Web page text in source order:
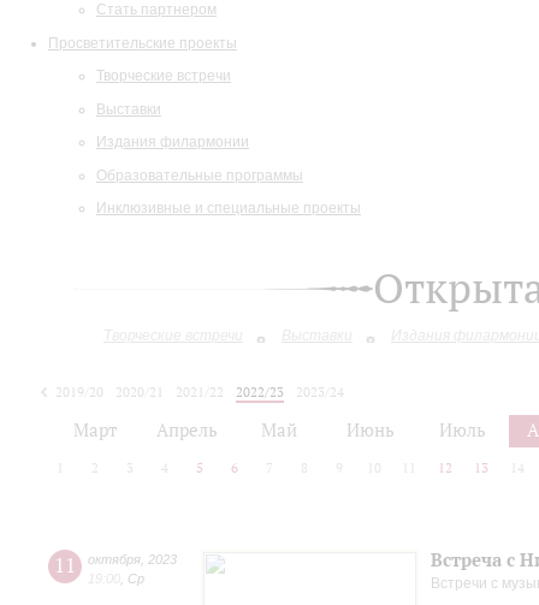
Стать партнером
Просветительские проекты
Творческие встречи
Выставки
Издания филармонии
Образовательные программы
Инклюзивные и специальные проекты
Творческие встречи Выставки Издания
2019/20 2020/21 2021/22 2022/23
2023/24
Март Апрель Май Июнь Июль
2 3 4 5 6 7 8 9 10 12 13 14
11 октября 2023
19:00 Ср
Встреча с
Встречи с